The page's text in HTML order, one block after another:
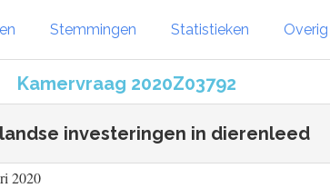
Stemmingen Statistieken
Kamervraag 2020Z03792
investeringen in dierenleed
2020